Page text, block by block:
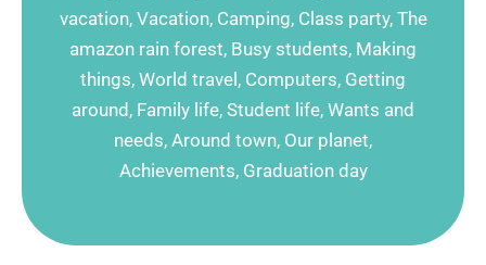
vacation, Vacation, Camping, Class party, The
amazon rain forest, Busy students, Making
things, World travel, Computers, Getting
around, Family life, Student life, Wants and
needs, Around town, Our planet,
Achievements, Graduation day